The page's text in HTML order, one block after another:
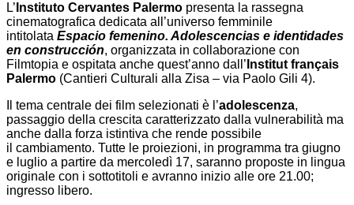
L’ Instituto Cervantes Palermo presenta la rassegna
cinematografica dedicata all’universo femminile
intitolata Espacio femenino. Adolescencias e identidades
en construcción, organizzata in collaborazione con
Filmtopia e ospitata anche quest’anno dall’ Institut français
Palermo (Cantieri Culturali alla Zisa – via Paolo Gili 4).
Il tema centrale dei film selezionati è l’adolescenza,
passaggio della crescita caratterizzato dalla vulnerabilità ma
anche dalla forza istintiva che rende possibile
il cambiamento. Tutte le proiezioni, in programma tra giugno
e luglio a partire da mercoledì 17, saranno proposte in lingua
originale con i sottotitoli e avranno inizio alle ore 21.00;
ingresso libero.